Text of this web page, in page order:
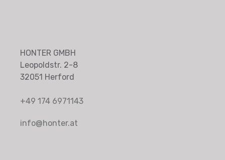
HONTER GMBH
Leopoldstr. 2-8
32051 Herford
+49 174 6971143
info@honter.at